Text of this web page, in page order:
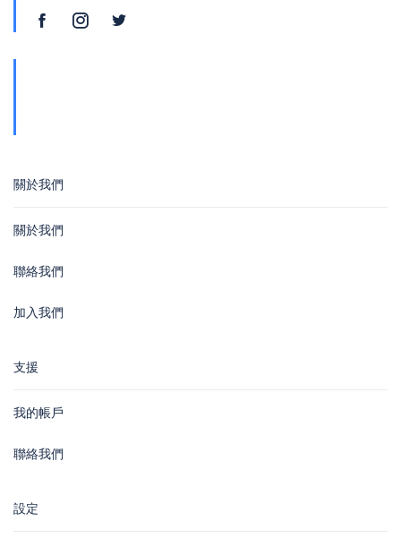
關於我們
關於我們
聯絡我們
加入我們
支援
我的帳戶
聯絡我們
設定